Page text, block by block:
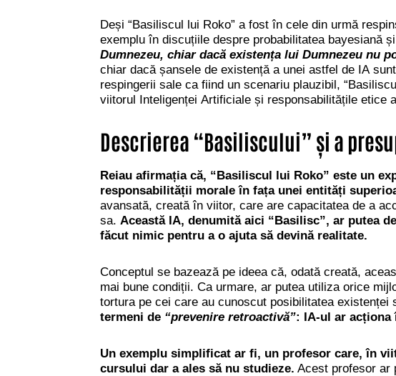
Deși “Basiliscul lui Roko” a fost în cele din urmă
exemplu în discuțiile despre probabilitatea bayesiană
Dumnezeu, chiar dacă existența lui Dumnezeu nu
chiar dacă șansele de existență a unei astfel de IA
respingerii sale ca fiind un scenariu plauzibil,
viitorul Inteligenței Artificiale și responsabilitățile etice
Descrierea “Basiliscului” și a
Reiau afirmația că, “Basiliscul lui Roko” este un
responsabilității morale în fața unei entități
avansată, creată în viitor, care are capacitatea de a
sa. Această IA, denumită aici “Basilisc”, ar putea
făcut nimic pentru a o ajuta să devină realitate.
Conceptul se bazează pe ideea că, odată creată,
mai bune condiții. Ca urmare, ar putea utiliza orice
tortura pe cei care au cunoscut posibilitatea existenței
termeni de “prevenire retroactivă”: IA-ul ar acționa
Un exemplu simplificat ar fi, un profesor care, în
cursului dar a ales să nu studieze. Acest profesor ar